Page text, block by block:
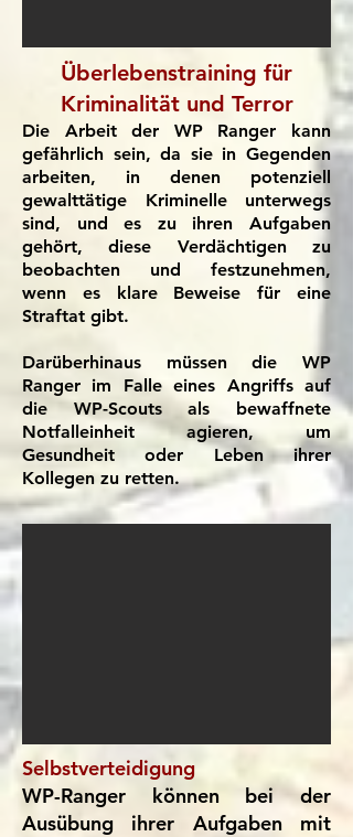
Überlebenstraining für
Kriminalität und Terror
Die Arbeit der WP Ranger kann
gefährlich sein, da sie in Gegenden
arbeiten, in denen potenziell
gewalttätige Kriminelle unterwegs
sind, und es zu ihren Aufgaben
gehört, diese Verdächtigen zu
beobachten und festzunehmen,
wenn es klare Beweise für eine
Straftat gibt.
Darüberhinaus müssen die WP
Ranger im Falle eines Angriffs auf
die WP-Scouts als bewaffnete
Notfalleinheit agieren, um
Gesundheit oder Leben ihrer
Kollegen zu retten.
​Selbstverteidigung
WP-Ranger können bei der
Ausübung ihrer Aufgaben mit